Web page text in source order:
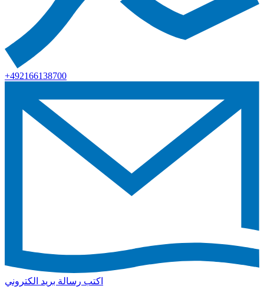
+492166138700
اكتب رسالة بريد الكتروني